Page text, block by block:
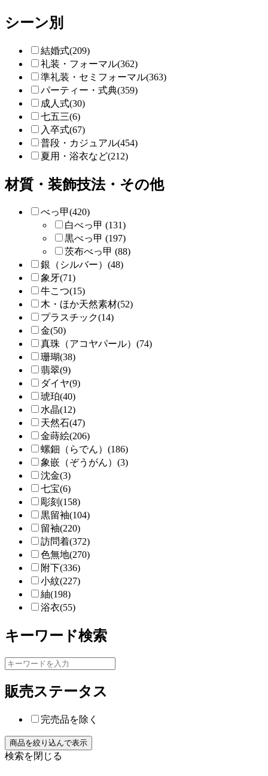
シーン別
結婚式(209)
礼装・フォーマル(362)
準礼装・セミフォーマル(363)
パーティー・式典(359)
成人式(30)
七五三(6)
入卒式(67)
普段・カジュアル(454)
夏用・浴衣など(212)
材質・装飾技法・その他
べっ甲(420)
白べっ甲 (131)
黒べっ甲 (197)
茨布べっ甲 (88)
銀（シルバー）(48)
象牙(71)
牛こつ(15)
木・ほか天然素材(52)
プラスチック(14)
金(50)
真珠（アコヤパール）(74)
珊瑚(38)
翡翠(9)
ダイヤ(9)
琥珀(40)
水晶(12)
天然石(47)
金蒔絵(206)
螺鈿（らでん）(186)
象嵌（ぞうがん）(3)
沈金(3)
七宝(6)
彫刻(158)
黒留袖(104)
留袖(220)
訪問着(372)
色無地(270)
附下(336)
小紋(227)
紬(198)
浴衣(55)
キーワード検索
販売ステータス
完売品を除く
検索を閉じる